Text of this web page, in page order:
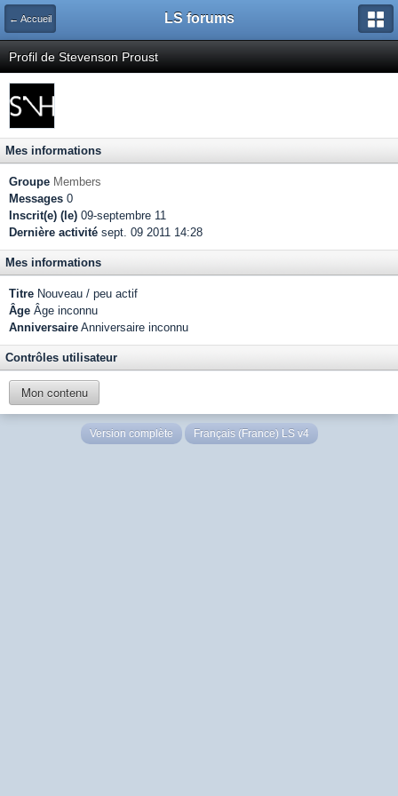
← Accueil LS forums
Profil de Stevenson Proust
Mes informations
Groupe Members
Messages 0
Inscrit(e) (le) 09-septembre 11
Dernière activité sept. 09 2011 14:28
Mes informations
Titre Nouveau / peu actif
Âge Âge inconnu
Anniversaire Anniversaire inconnu
Contrôles utilisateur
Mon contenu
Version complète Français (France) LS v4